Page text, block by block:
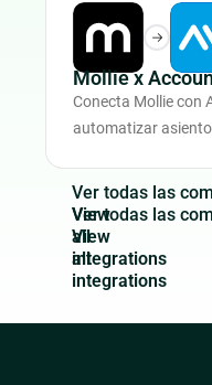
Mollie x
Conecta Mollie con
automatizar
Ver todas las com
View
all
integrations